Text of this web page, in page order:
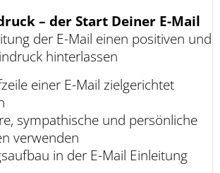
– der Start Deiner E-Mail
der E-Mail einen positiven und
hinterlassen
einer E-Mail zielgerichtet
sympathische und persönliche
verwenden
in der E-Mail Einleitung